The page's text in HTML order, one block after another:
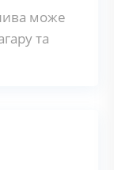
може
та